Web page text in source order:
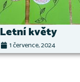
Letní květy
1 července, 2024